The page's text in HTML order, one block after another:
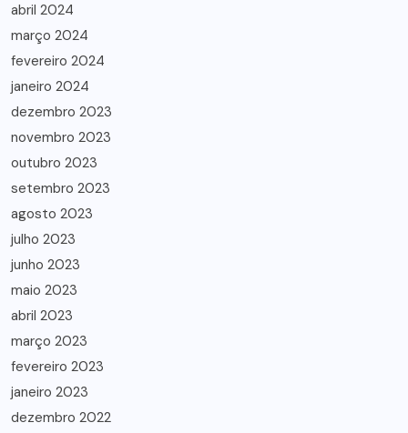
abril 2024
março 2024
fevereiro 2024
janeiro 2024
dezembro 2023
novembro 2023
outubro 2023
setembro 2023
agosto 2023
julho 2023
junho 2023
maio 2023
abril 2023
março 2023
fevereiro 2023
janeiro 2023
dezembro 2022